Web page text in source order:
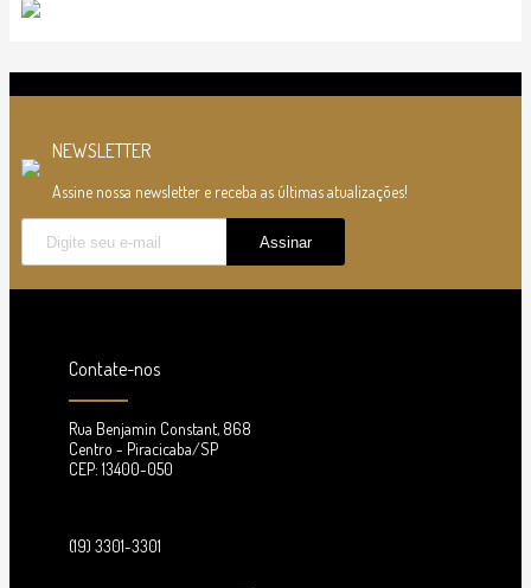
NEWSLETTER
Assine nossa newsletter e receba as últimas atualizações!
Contate-nos
Rua Benjamin Constant, 868
Centro - Piracicaba/SP
CEP: 13400-050
(19) 3301-3301